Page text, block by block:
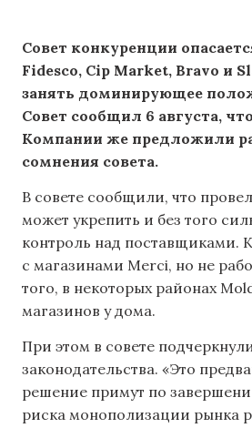
Совет конкуренции
Fidesco, Cip Market, Bravo и
занять доминирующее
Совет сообщил 6 августа,
Компании же предложили
сомнения совета.
В совете сообщили, что
может укрепить и без того
контроль над поставщиками.
с магазинами Merci, но не
того, в некоторых районах
магазинов у дома.
При этом в совете
законодательства. «Это
решение примут по
риска монополизации рынка